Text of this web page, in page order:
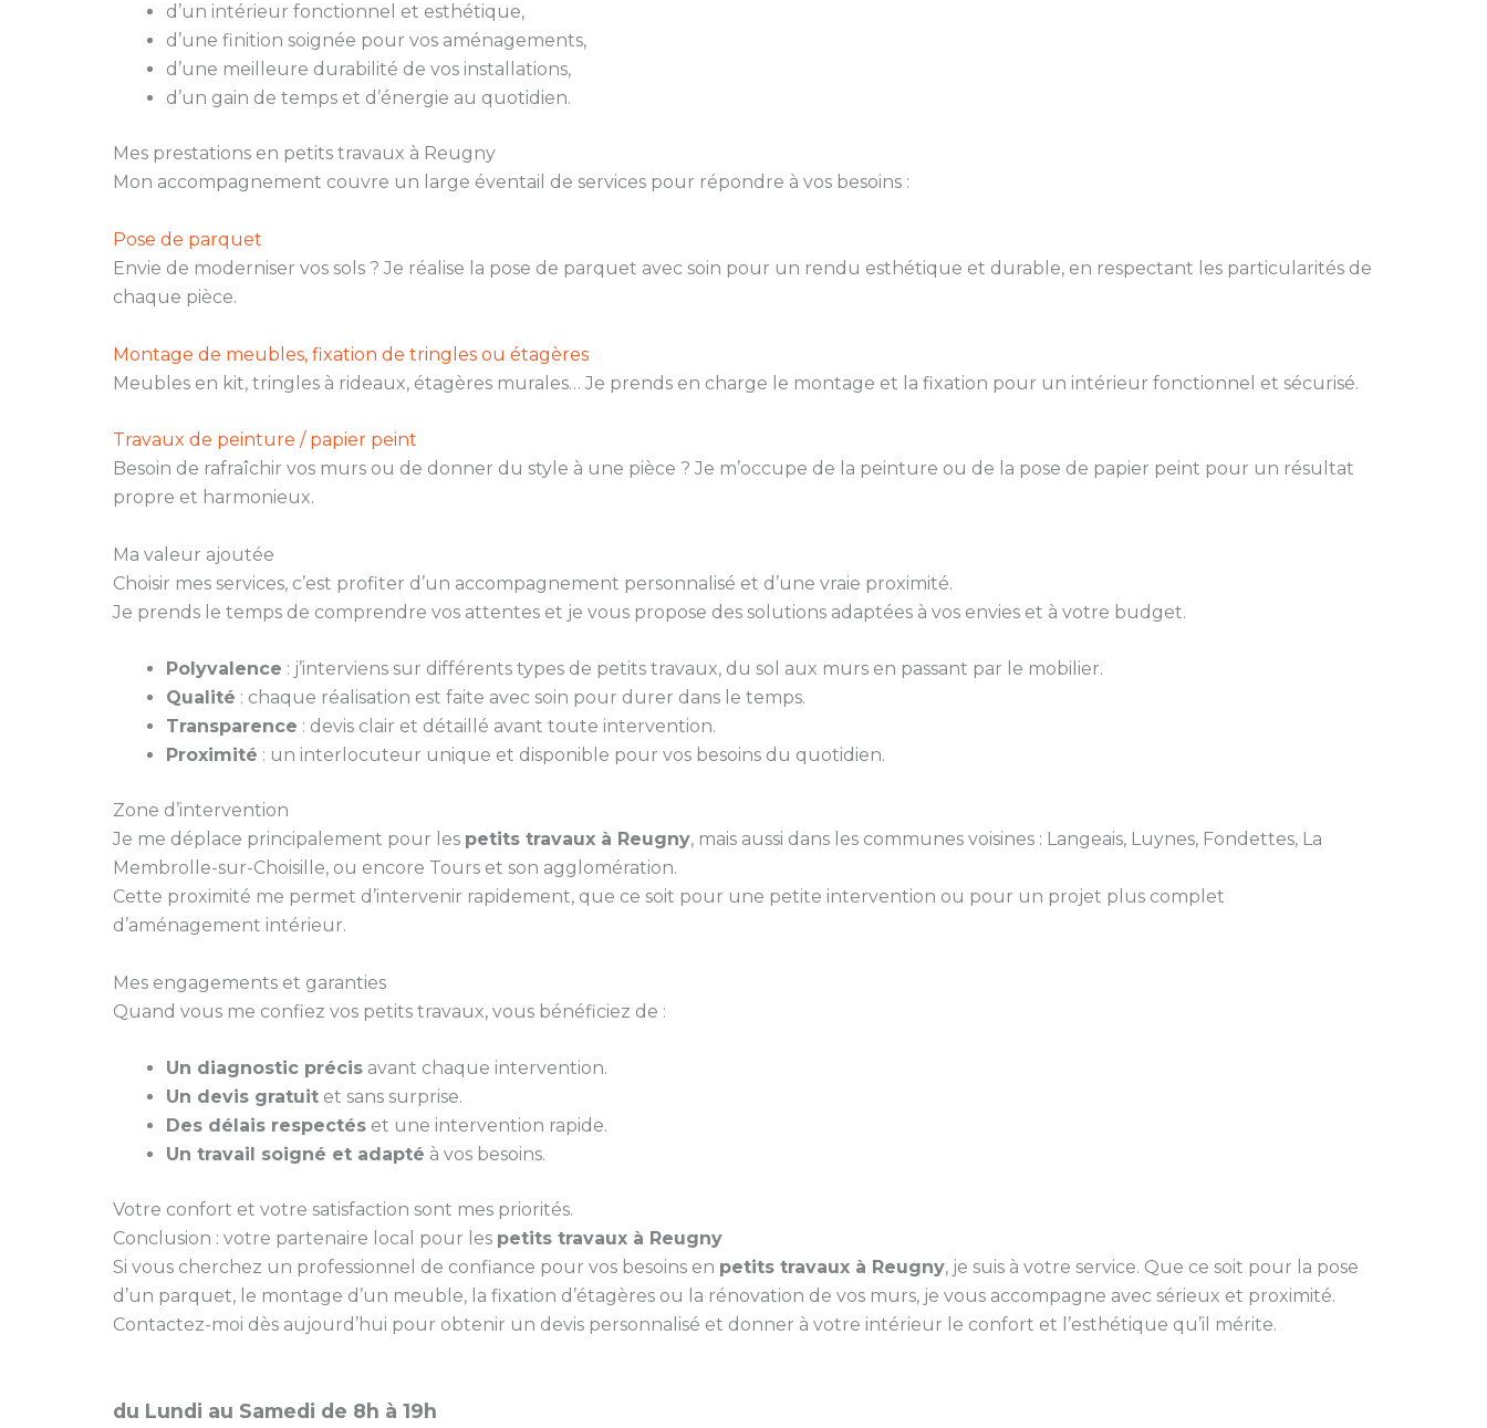
d’un intérieur fonctionnel et esthétique,
d’une finition soignée pour vos aménagements,
d’une meilleure durabilité de vos installations,
d’un gain de temps et d’énergie au quotidien.
Mes prestations en petits travaux à Reugny
Mon accompagnement couvre un large éventail de services pour répondre à vos besoins :
Pose de parquet
Envie de moderniser vos sols ? Je réalise la pose de parquet avec soin pour un rendu esthétique et durable, en respectant les particularités de
chaque pièce.
Montage de meubles, fixation de tringles ou étagères
Meubles en kit, tringles à rideaux, étagères murales… Je prends en charge le montage et la fixation pour un intérieur fonctionnel et sécurisé.
Travaux de peinture / papier peint
Besoin de rafraîchir vos murs ou de donner du style à une pièce ? Je m’occupe de la peinture ou de la pose de papier peint pour un résultat
propre et harmonieux.
Ma valeur ajoutée
Choisir mes services, c’est profiter d’un accompagnement personnalisé et d’une vraie proximité.
Je prends le temps de comprendre vos attentes et je vous propose des solutions adaptées à vos envies et à votre budget.
Polyvalence : j’interviens sur différents types de petits travaux, du sol aux murs en passant par le mobilier.
Qualité : chaque réalisation est faite avec soin pour durer dans le temps.
Transparence : devis clair et détaillé avant toute intervention.
Proximité : un interlocuteur unique et disponible pour vos besoins du quotidien.
Zone d’intervention
Je me déplace principalement pour les petits travaux à Reugny, mais aussi dans les communes voisines : Langeais, Luynes, Fondettes, La
Membrolle-sur-Choisille, ou encore Tours et son agglomération.
Cette proximité me permet d’intervenir rapidement, que ce soit pour une petite intervention ou pour un projet plus complet
d’aménagement intérieur.
Mes engagements et garanties
Quand vous me confiez vos petits travaux, vous bénéficiez de :
Un diagnostic précis avant chaque intervention.
Un devis gratuit et sans surprise.
Des délais respectés et une intervention rapide.
Un travail soigné et adapté à vos besoins.
Votre confort et votre satisfaction sont mes priorités.
Conclusion : votre partenaire local pour les petits travaux à Reugny
Si vous cherchez un professionnel de confiance pour vos besoins en petits travaux à Reugny, je suis à votre service. Que ce soit pour la pose
d’un parquet, le montage d’un meuble, la fixation d’étagères ou la rénovation de vos murs, je vous accompagne avec sérieux et proximité.
Contactez-moi dès aujourd’hui pour obtenir un devis personnalisé et donner à votre intérieur le confort et l’esthétique qu’il mérite.
du Lundi au Samedi de 8h à 19h